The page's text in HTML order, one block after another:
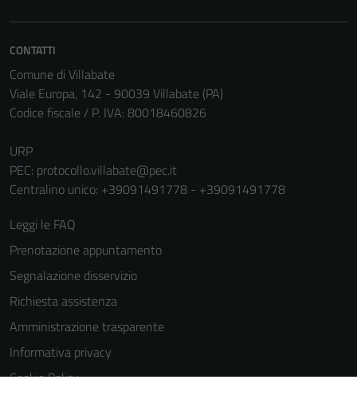
CONTATTI
Comune di Villabate
Viale Europa, 142 - 90039 Villabate (PA)
Codice fiscale / P. IVA: 80018460826
URP
PEC: protocollo.villabate@pec.it
Centralino unico: +39091491778 - +39091491778
Leggi le FAQ
Prenotazione appuntamento
Segnalazione disservizio
Richiesta assistenza
Amministrazione trasparente
Informativa privacy
Cookie Policy